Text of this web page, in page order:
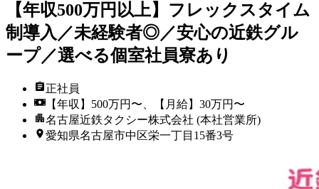
【年収500万円以上】フレックスタイム
制導入／未経験者◎／安心の近鉄グル
ープ／選べる個室社員寮あり
正社員
【年収】500万円〜、【月給】30万円〜
名古屋近鉄タクシー株式会社 (本社営業所)
愛知県名古屋市中区栄一丁目15番3号